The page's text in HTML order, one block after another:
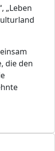
„Leben
die den